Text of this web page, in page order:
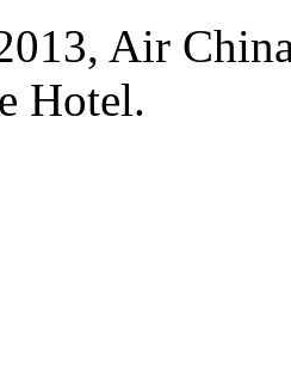
Air
Hotel.